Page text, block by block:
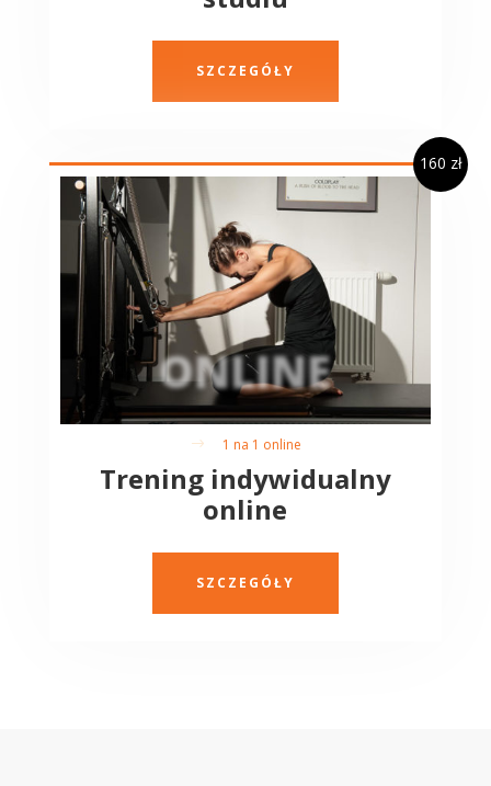
SZCZEGÓŁY
160 zł
ONLINE
$ 1 na 1 online
Trening indywidualny
online
SZCZEGÓŁY